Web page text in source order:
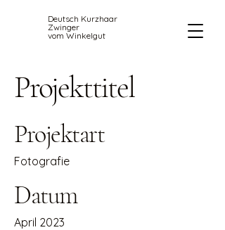
Deutsch Kurzhaar
Zwinger
vom Winkelgut
Projekttitel
Projektart
Fotografie
Datum
April 2023